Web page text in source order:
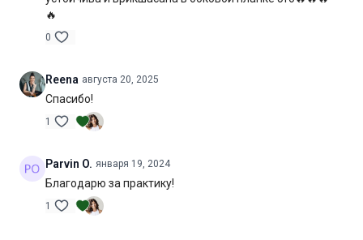
🔥
0
Reena августа 20, 2025
Спасибо!
1
Parvin O. января 19, 2024
Благодарю за практику!
1